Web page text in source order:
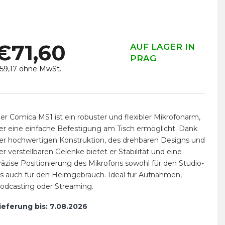
AUF LAGER IN
PRAG
ohne MwSt.
bis: 7.08.2026
Comica MS1 ist ein robuster und flexibler Mikrofonarm,
eine einfache Befestigung am Tisch ermöglicht. Dank
hochwertigen Konstruktion, des drehbaren Designs und
verstellbaren Gelenke bietet er Stabilität und eine
Positionierung des Mikrofons sowohl für den Studio-
auch für den Heimgebrauch. Ideal für Aufnahmen,
oder Streaming.